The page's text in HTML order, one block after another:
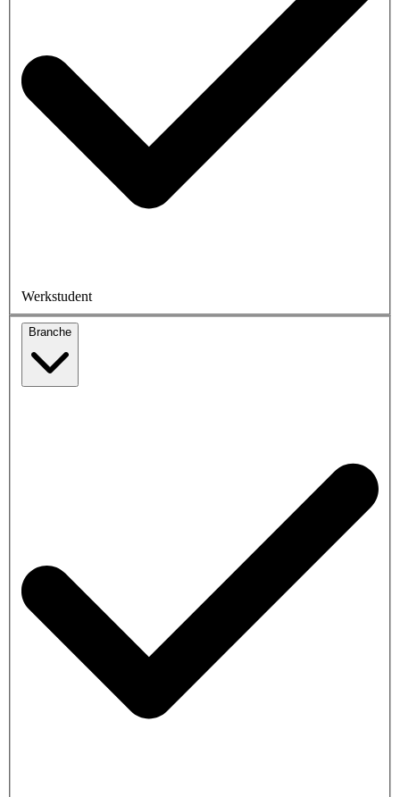
Werkstudent
Branche